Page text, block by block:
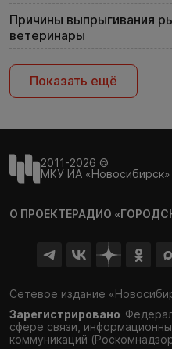
Причины выпрыгивания
ветеринары
Показать ещё
2011-2026 ©
МКУ ИА «Новосибирск»
О ПРОЕКТЕРАДИО
Сетевое издание
Зарегистрировано
сфере связи,
коммуникаций